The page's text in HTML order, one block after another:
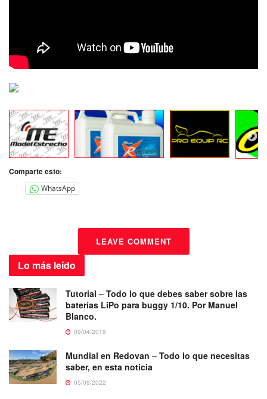
Comparte esto:
WhatsApp
LEAVE COMMENT
Lo más leído
Tutorial – Todo lo que debes saber sobre las
baterías LiPo para buggy 1/10. Por Manuel
Blanco.
09/04/2019
Mundial en Redovan – Todo lo que necesitas
saber, en esta noticia
05/09/2022